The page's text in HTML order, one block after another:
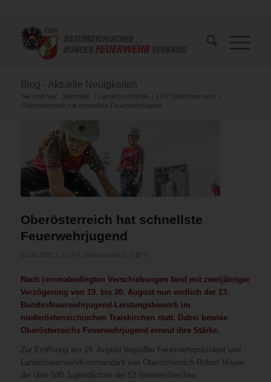
Blog - Aktuelle Neuigkeiten
Sie sind hier: Startseite / Landesverbände / LFV Oberösterreich
/
Oberösterreich hat schnellste Feuerwehrjugend
Oberösterreich hat schnellste
Feuerwehrjugend
Nach coronabedingten Verschiebungen fand mit zweijähriger
Verzögerung von 19. bis 20. August nun endlich der 23.
Bundesfeuerwehrjugend-Leistungsbewerb im
niederösterreichischen Traiskirchen statt. Dabei bewies
Oberösterreichs Feuerwehrjugend erneut ihre Stärke.
Zur Eröffnung am 19. August begrüßte Feuerwehrpräsident und
Landesfeuerwehrkommandant von Oberösterreich Robert Mayer
die über 500 Jugendlichen der 52 österreichischen